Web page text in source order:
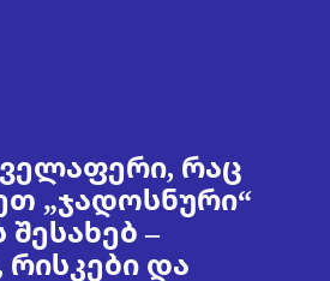
რაც
„ჯადოსნური“
–
და